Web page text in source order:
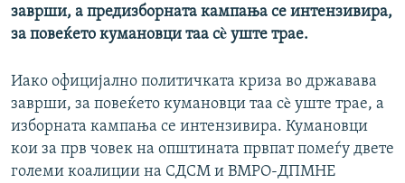
заврши, а предизборната кампања се интензивира,
за повеќето кумановци таа сè уште трае.
Иако официјално политичката криза во државава
заврши, за повеќето кумановци таа сè уште трае, а
изборната кампања се интензивира. Кумановци
кои за прв човек на општината првпат помеѓу двете
големи коалиции на СДСМ и ВМРО-ДПМНЕ